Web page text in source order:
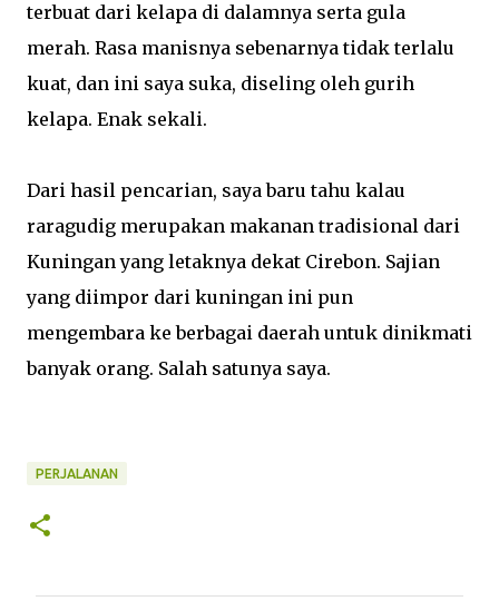
terbuat dari kelapa di dalamnya serta gula
merah. Rasa manisnya sebenarnya tidak terlalu
kuat, dan ini saya suka, diseling oleh gurih
kelapa. Enak sekali.
Dari hasil pencarian, saya baru tahu kalau
raragudig merupakan makanan tradisional dari
Kuningan yang letaknya dekat Cirebon. Sajian
yang diimpor dari kuningan ini pun
mengembara ke berbagai daerah untuk dinikmati
banyak orang. Salah satunya saya.
PERJALANAN